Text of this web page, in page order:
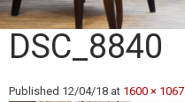
DSC_8840
Published 12/04/18 at 1600 × 1067